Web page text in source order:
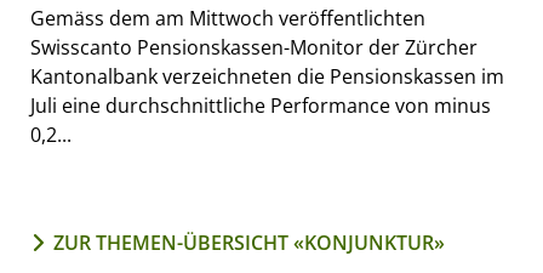
Gemäss dem am Mittwoch veröffentlichten
Swisscanto Pensionskassen-Monitor der Zürcher
Kantonalbank verzeichneten die Pensionskassen im
Juli eine durchschnittliche Performance von minus
0,2...
ZUR THEMEN-ÜBERSICHT «KONJUNKTUR»